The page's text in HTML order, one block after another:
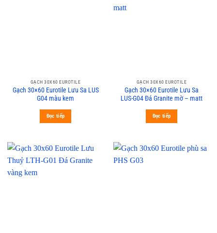
GẠCH 30X60 EUROTILE
Gạch 30×60 Eurotile Lưu Sa LUS
G04 màu kem
Đọc tiếp
GẠCH 30X60 EUROTILE
Gạch 30×60 Eurotile Lưu Sa
LUS-G04 Đá Granite mờ – matt
Đọc tiếp